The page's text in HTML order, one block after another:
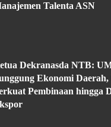
Talenta ASN
Dekranasda NTB:
Ekonomi Daerah,
Pembinaan hingga